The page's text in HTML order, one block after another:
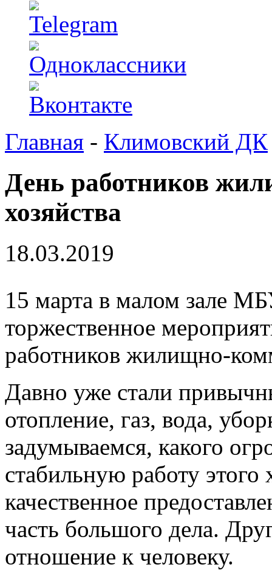
Главная - Климовский ДК
День работников
хозяйства
18.03.2019
15 марта в малом зале
торжественное
работников жилищно-
Давно уже стали
отопление, газ, вода,
задумываемся, какого
стабильную работу этого
качественное
часть большого дела.
отношение к человеку.